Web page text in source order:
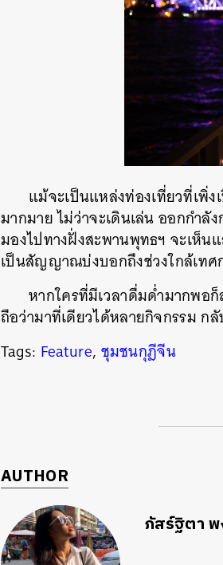
แม้จะเป็นแหล่งท่องเที่ยวที่เพิ่
มากมาย ไม่ว่าจะเดินเล่น ออกกำ
มองไปทางฝั่งสะพานพุทธฯ จะเห็
เป็นสัญญาณบ่งบอกถึงช่วงใกล้เท
หากใครที่มีเวลาดื่มด่ำมากพอ
ถือว่ามาที่เดียวได้หลายกิจกรรม
Tags: Feature, ชุมชนกุฎีจีน
AUTHOR
ภัสร์ฐิตา